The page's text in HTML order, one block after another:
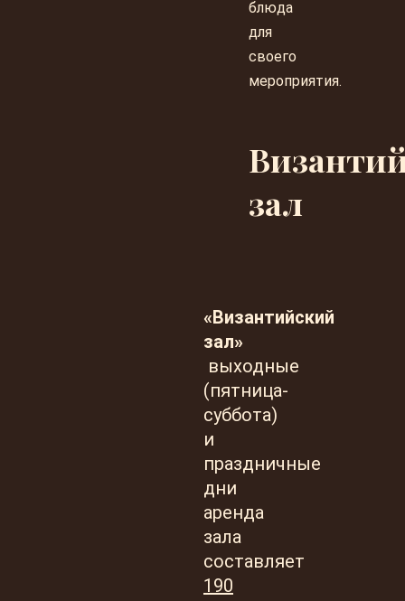
блюда
для
своего
мероприятия.
зал
«Византийский
зал»
выходные
(пятница-
суббота)
и
праздничные
дни
аренда
зала
составляет
190